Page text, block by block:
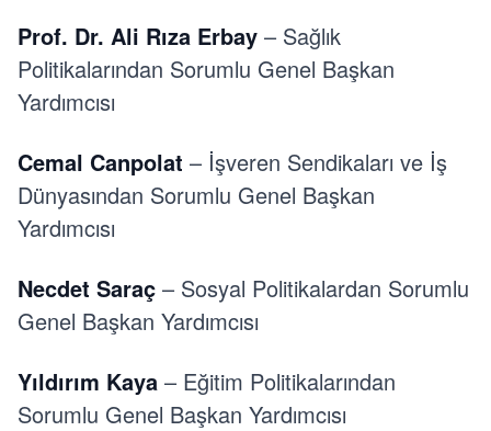
Prof. Dr. Ali Rıza Erbay – Sağlık
Politikalarından Sorumlu Genel Başkan
Yardımcısı
Cemal Canpolat – İşveren Sendikaları ve İş
Dünyasından Sorumlu Genel Başkan
Yardımcısı
Necdet Saraç – Sosyal Politikalardan Sorumlu
Genel Başkan Yardımcısı
Yıldırım Kaya – Eğitim Politikalarından
Sorumlu Genel Başkan Yardımcısı